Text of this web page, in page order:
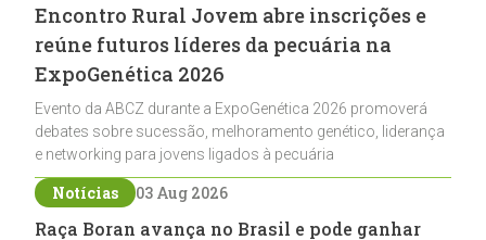
Encontro Rural Jovem abre inscrições e
reúne futuros líderes da pecuária na
ExpoGenética 2026
Evento da ABCZ durante a ExpoGenética 2026 promoverá
debates sobre sucessão, melhoramento genético, liderança
e networking para jovens ligados à pecuária
Notícias 03 Aug 2026
Raça Boran avança no Brasil e pode ganhar